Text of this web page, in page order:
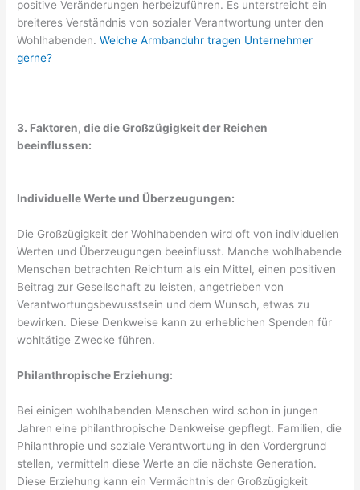
positive Veränderungen herbeizuführen. Es unterstreicht ein
breiteres Verständnis von sozialer Verantwortung unter den
Wohlhabenden.Welche Armbanduhr tragen Unternehmer
gerne?
3. Faktoren, die die Großzügigkeit der Reichen
beeinflussen:
Individuelle Werte und Überzeugungen:
Die Großzügigkeit der Wohlhabenden wird oft von individuellen
Werten und Überzeugungen beeinflusst. Manche wohlhabende
Menschen betrachten Reichtum als ein Mittel, einen positiven
Beitrag zur Gesellschaft zu leisten, angetrieben von
Verantwortungsbewusstsein und dem Wunsch, etwas zu
bewirken. Diese Denkweise kann zu erheblichen Spenden für
wohltätige Zwecke führen.
Philanthropische Erziehung:
Bei einigen wohlhabenden Menschen wird schon in jungen
Jahren eine philanthropische Denkweise gepflegt. Familien, die
Philanthropie und soziale Verantwortung in den Vordergrund
stellen, vermitteln diese Werte an die nächste Generation.
Diese Erziehung kann ein Vermächtnis der Großzügigkeit